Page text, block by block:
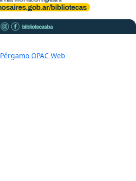
Pérgamo OPAC Web